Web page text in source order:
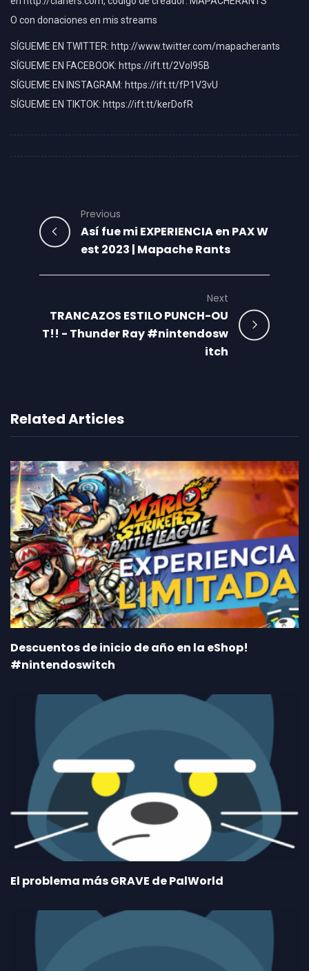
O con donaciones en mis streams
SÍGUEME EN TWITTER: http://www.twitter.com/mapacherants
SÍGUEME EN FACEBOOK: https://ift.tt/2VoI95B
SÍGUEME EN INSTAGRAM: https://ift.tt/fP1V3vU
SÍGUEME EN TIKTOK: https://ift.tt/kerDofR
Previous
Así fue mi EXPERIENCIA en PAX W
est 2023 | Mapache Rants
Next
TRANCAZOS ESTILO PUNCH-OU
T!! - Thunder Ray #nintendosw
itch
Related Articles
Descuentos de inicio de año en la eShop!
#nintendoswitch
El problema más GRAVE de PalWorld